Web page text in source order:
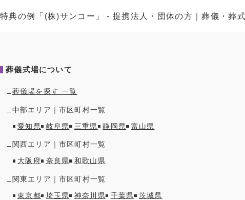
特典の例「(株)サンコー」 - 提携法人・団体の方｜葬儀・葬
葬儀式場について
葬儀場を探す 一覧
中部エリア｜市区町村一覧
愛知県
岐阜県 三重県 静岡県 富山県
関西エリア｜市区町村一覧
大阪府
奈良県 和歌山県
関東エリア｜市区町村一覧
東京都
埼玉県 神奈川県 千葉県 茨城県